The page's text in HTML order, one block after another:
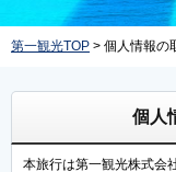
第一観光TOP > 個人情報の
個人
本旅行は第一観光株式会